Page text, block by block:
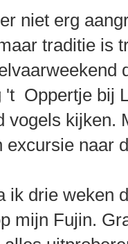
niet erg
traditie is
't Oppertje bij
vogels kijken.
excursie naar
ik drie weken
mijn Fujin.